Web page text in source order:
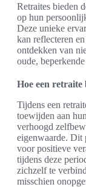
Retraites bieden
op hun
Deze unieke
kan reflecteren
ontdekken van
oude,
Hoe een
Tijdens een
toewijden aan
verhoogd
eigenwaarde. Dit
voor positieve
tijdens deze
zichzelf te
misschien